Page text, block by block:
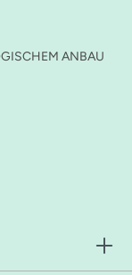
ANBAU